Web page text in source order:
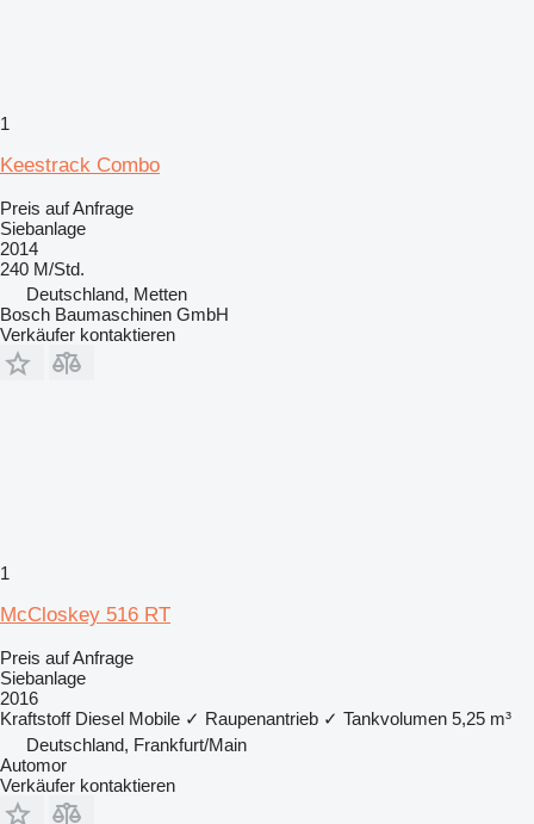
1
Keestrack Combo
Preis auf Anfrage
Siebanlage
2014
240 M/Std.
Deutschland, Metten
Bosch Baumaschinen GmbH
Verkäufer kontaktieren
1
McCloskey 516 RT
Preis auf Anfrage
Siebanlage
2016
Kraftstoff Diesel Mobile ✓ Raupenantrieb ✓ Tankvolumen 5,25 m³
Deutschland, Frankfurt/Main
Automor
Verkäufer kontaktieren